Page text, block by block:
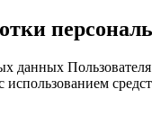
данных